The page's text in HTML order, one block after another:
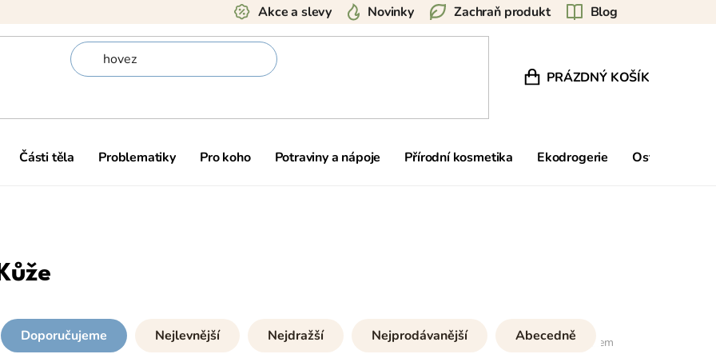
Blog
Zachraň produkt
Novinky
Akce a slevy
NÁKUPNÍ KOŠÍK
PRÁZDNÝ KOŠÍK
Části těla Problematiky Pro koho Potraviny a nápoje Přírodní kosmetika Ekodrogerie Ostatní
Kůže
60položek celkem
Doporučujeme Nejlevnější Nejdražší Nejprodávanější Abecedně